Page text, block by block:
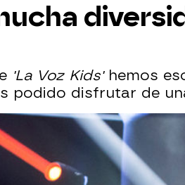
'La Voz Kids' hemos
podido disfrutar de